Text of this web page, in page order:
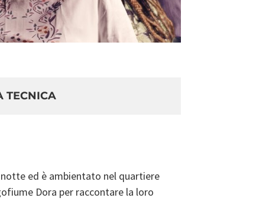
TECNICA
ed è ambientato nel quartiere
Dora per raccontare la loro